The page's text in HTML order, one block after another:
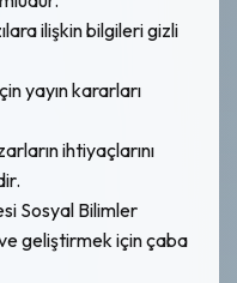
ilişkin bilgileri gizli
yayın kararları
ihtiyaçlarını
Sosyal Bilimler
geliştirmek için çaba